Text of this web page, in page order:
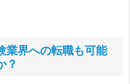
業界への転職も可能
？